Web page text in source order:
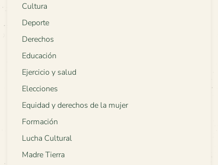
Cultura
Deporte
Derechos
Educación
Ejercicio y salud
Elecciones
Equidad y derechos de la mujer
Formación
Lucha Cultural
Madre Tierra